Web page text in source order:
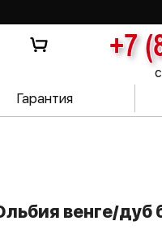
+7
Гарантия
венге/дуб